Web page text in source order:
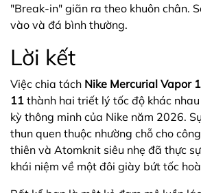
"Break-in" giãn ra theo khuôn chân.
vào và đá bình thường.
Lời kết
Việc chia tách Nike Mercurial Vapor
11 thành hai triết lý tốc độ khác
kỳ thông minh của Nike năm 2026.
thun quen thuộc nhường chỗ cho
thiên và Atomknit siêu nhẹ đã thực
khái niệm về một đôi giày bứt tốc